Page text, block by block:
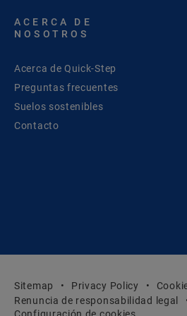
ACERCA DE
NOSOTROS
Acerca de Quick-Step
Preguntas frecuentes
Suelos sostenibles
Contacto
Sitemap Privacy Policy
Renuncia de responsabilidad legal